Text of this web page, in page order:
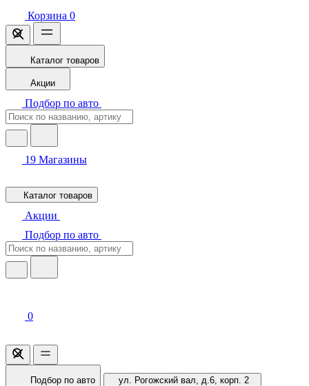
Корзина 0
Каталог товаров
Акции
Подбор по авто
19 Магазины
Каталог товаров
Акции
Подбор по авто
0
Подбор по авто ул. Рогожский вал, д.6, корп. 2